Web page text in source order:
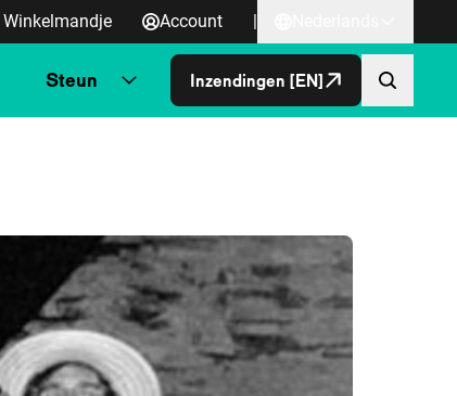
Winkelmandje Account |
Steun Inzendingen [EN]